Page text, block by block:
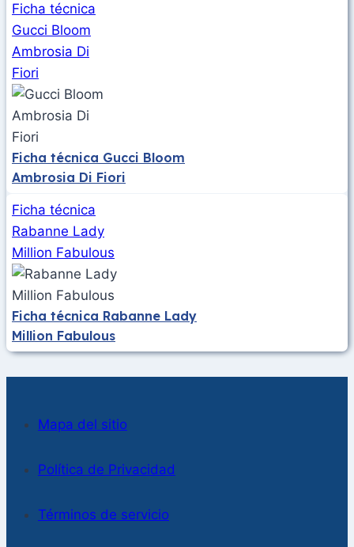
Ficha técnica
Gucci Bloom
Ambrosia Di
Fiori
Ficha técnica Gucci Bloom
Ambrosia Di Fiori
Ficha técnica
Rabanne Lady
Million Fabulous
Ficha técnica Rabanne Lady
Million Fabulous
Mapa del sitio
Política de Privacidad
Términos de servicio